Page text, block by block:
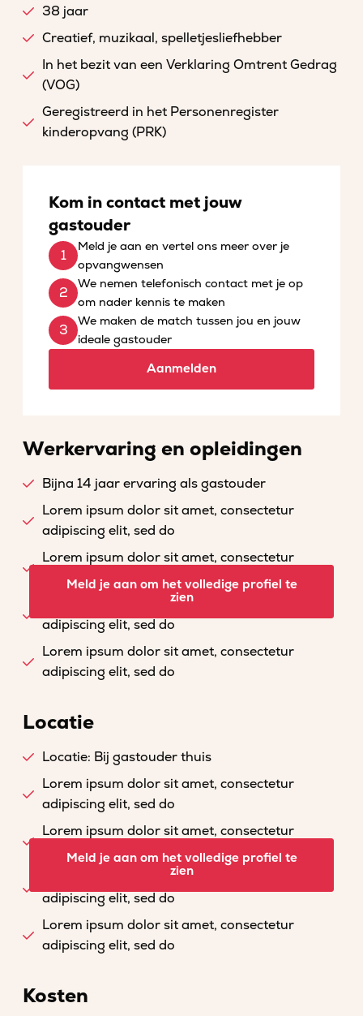
38 jaar
Creatief, muzikaal, spelletjesliefhebber
In het bezit van een Verklaring Omtrent Gedrag
(VOG)
Geregistreerd in het Personenregister
kinderopvang (PRK)
Kom in contact met jouw
gastouder
Meld je aan en vertel ons meer over je
opvangwensen
We nemen telefonisch contact met je op
om nader kennis te maken
We maken de match tussen jou en jouw
ideale gastouder
Aanmelden
Werkervaring en opleidingen
Bijna 14 jaar ervaring als gastouder
Lorem ipsum dolor sit amet, consectetur
adipiscing elit, sed do
Lorem ipsum dolor sit amet, consectetur
adipiscing elit, sed do
Lorem ipsum dolor sit amet, consectetur
adipiscing elit, sed do
Lorem ipsum dolor sit amet, consectetur
adipiscing elit, sed do
Meld je aan om het volledige profiel te
zien
Locatie
Locatie: Bij gastouder thuis
Lorem ipsum dolor sit amet, consectetur
adipiscing elit, sed do
Lorem ipsum dolor sit amet, consectetur
adipiscing elit, sed do
Lorem ipsum dolor sit amet, consectetur
adipiscing elit, sed do
Lorem ipsum dolor sit amet, consectetur
adipiscing elit, sed do
Meld je aan om het volledige profiel te
zien
Kosten